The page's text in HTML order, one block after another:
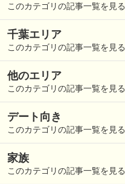
このカテゴリの記事一覧を見る
千葉エリア
このカテゴリの記事一覧を見る
他のエリア
このカテゴリの記事一覧を見る
デート向き
このカテゴリの記事一覧を見る
家族
このカテゴリの記事一覧を見る